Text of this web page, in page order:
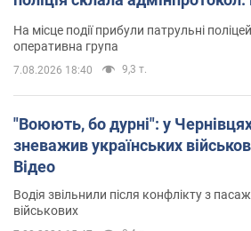
На місце події прибули патрульні
оперативна група
7.08.2026 18:40 9,3 т.
"Воюють, бо дурні": у
зневажив українських
Відео
Водія звільнили після конфлікту з
військових